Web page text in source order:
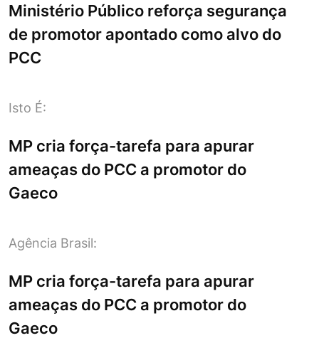
Ministério Público reforça segurança
de promotor apontado como alvo do
PCC
Isto É:
MP cria força-tarefa para apurar
ameaças do PCC a promotor do
Gaeco
Agência Brasil:
MP cria força-tarefa para apurar
ameaças do PCC a promotor do
Gaeco